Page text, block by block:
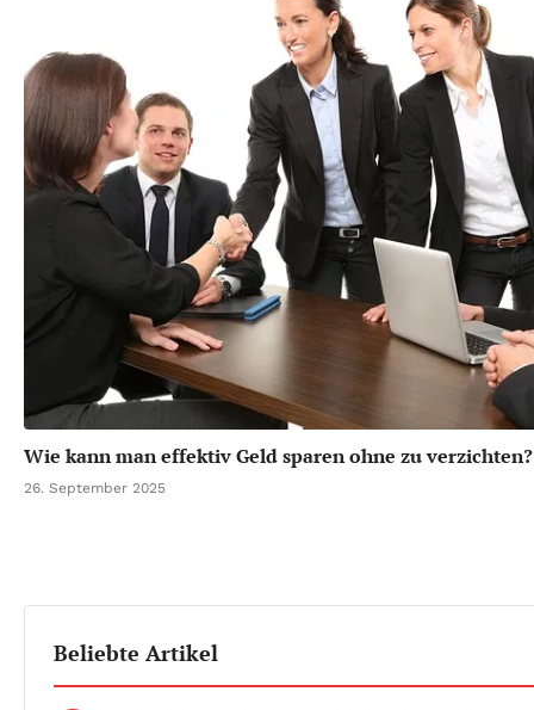
Wie kann man effektiv Geld sparen ohne zu verzichten?
26. September 2025
Beliebte Artikel